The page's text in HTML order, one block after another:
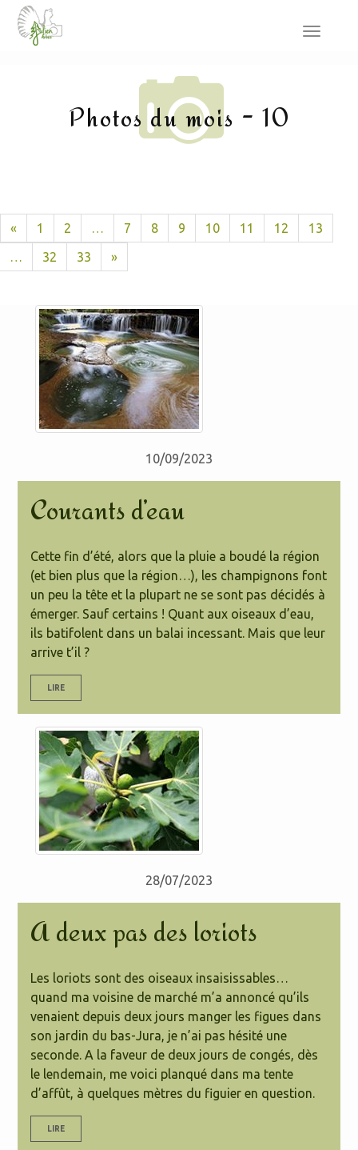
Toggle
Photos du mois - 10
« 1 2 … 7 8 9 10 11 12
13
…
32 33 »
10/09/2023
Courants d’eau
Cette fin d’été, alors que la pluie a boudé la région
(et bien plus que la région…), les champignons font
un peu la tête et la plupart ne se sont pas décidés à
émerger. Sauf certains ! Quant aux oiseaux d’eau,
ils batifolent dans un balai incessant. Mais que leur
arrive t’il ?
LIRE
28/07/2023
A deux pas des loriots
Les loriots sont des oiseaux insaisissables…
quand ma voisine de marché m’a annoncé qu’ils
venaient depuis deux jours manger les figues dans
son jardin du bas-Jura, je n’ai pas hésité une
seconde. A la faveur de deux jours de congés, dès
le lendemain, me voici planqué dans ma tente
d’affût, à quelques mètres du figuier en question.
LIRE